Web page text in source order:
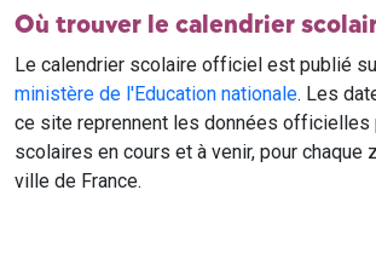
Où trouver le calendrier
Le calendrier scolaire officiel est publié
ministère de l'Education nationale. Les
ce site reprennent les données officielles
scolaires en cours et à venir, pour chaque
ville de France.